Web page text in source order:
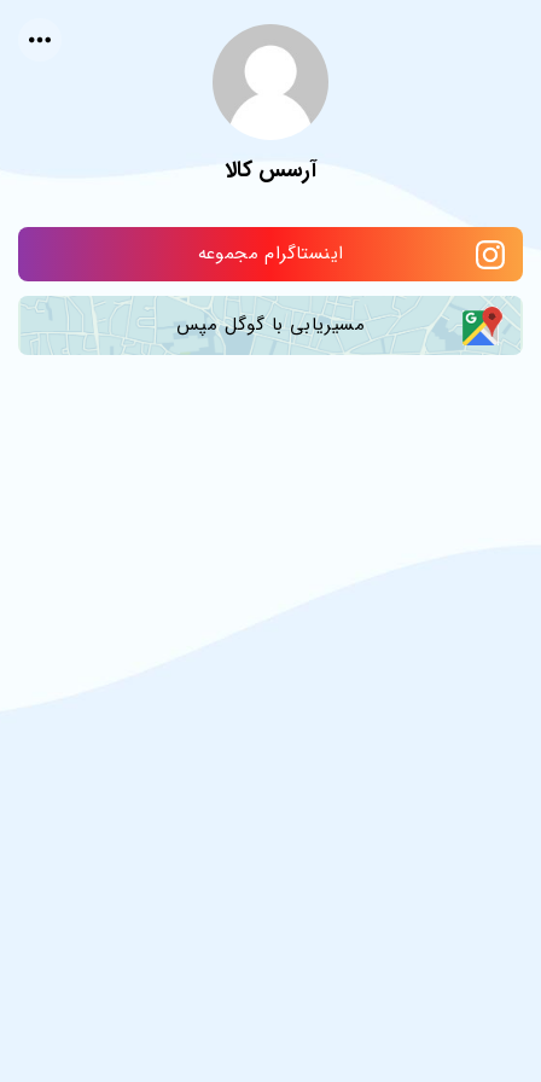
آرسس کالا
اینستاگرام مجموعه
مسیریابی با گوگل مپس